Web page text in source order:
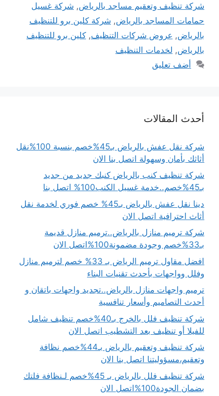
شركة تنظيف وتعقيم مساجد بالرياض, شركة غسيل
حمامات المساجد بالرياض, شركة كلين برو للتنظيف
بالرياض, عروض شركات التنظيف, كلين برو للتنظيف
بالرياض, لخدمات التنظيف
أضف تعليق
أحدث المقالات
شركة نقل عفش بالرياض بـ45%خصم بنسبة 100%نقل
أثاثك بأمان وسهولة اتصل بنا الان
شركة تنظيف كنب بالرياض كنبك جديد من جديد
بـ45%خصم..خدمة غسيل الكنب100% اتصل بنا
دينا نقل عفش بالرياض بـ45% خصم فوري لخدمة نقل
أثاث احترافية اتصل الان
شركة ترميم منازل بالرياض..ترميم منازل قديمة
بـ33%خصم وجودة مضمونة100%اتصل الان
افضل مقاول ترميم الرياض بـ 33% خصم لترميم منازل
وفلل وواجهات بأحدث تقنيات البناء
ترميم واجهات منازل بالرياض..تجديد واجهات باتقان و
أحدث التصاميم وأسعار تنافسية
شركة تنظيف فلل بالخرج بـ40%خصم تنظيف شامل
للفيلا أو تنظيف بعد التشطيب اتصل الان
شركة تنظيف وتعقيم بالرياض بـ44%خصم نظافة
وتعقيم،مسؤوليتنا اتصل بنا الان
شركة تنظيف فلل بالرياض بـ 45%خصم لـنظافة فلتك
بضمان الجودة100%اتصل الان